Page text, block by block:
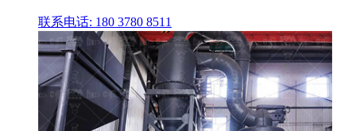
联系电话: 180 3780 8511